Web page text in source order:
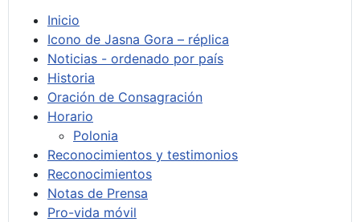
Inicio
Icono de Jasna Gora – réplica
Noticias - ordenado por país
Historia
Oración de Consagración
Horario
Polonia
Reconocimientos y testimonios
Reconocimientos
Notas de Prensa
Pro-vida móvil